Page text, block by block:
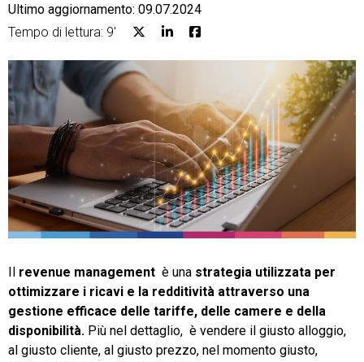
Email Marketing
Fatturazione
Financial Solutions
HR
Trust Services
TeamSystem Corporate
TeamSystem Store
Ultimo aggiornamento: 09.07.2024
Tempo di lettura: 9'
revenue management è una strategia utilizzata per
ottimizzare i ricavi e la redditività attraverso una
gestione efficace delle tariffe, delle camere e della
disponibilità. Più nel dettaglio, è vendere il giusto alloggio,
al giusto cliente, al giusto prezzo, nel momento giusto,